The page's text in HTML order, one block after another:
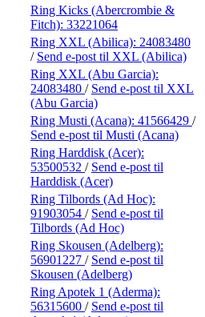
Ring Kicks (Abercrombie &
Fitch): 33221064
Ring XXL (Abilica): 24083480
/ Send e-post til XXL (Abilica)
Ring XXL (Abu Garcia):
24083480 / Send e-post til XXL
(Abu Garcia)
Ring Musti (Acana): 41566429 /
Send e-post til Musti (Acana)
Ring Harddisk (Acer):
53500532 / Send e-post til
Harddisk (Acer)
Ring Tilbords (Ad Hoc):
91903054 / Send e-post til
Tilbords (Ad Hoc)
Ring Skousen (Adelberg):
56901227 / Send e-post til
Skousen (Adelberg)
Ring Apotek 1 (Aderma):
56315600 / Send e-post til